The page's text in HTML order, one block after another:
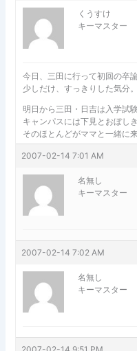
くうすけ
キーマスター
今日、三田に行って初回の卒
少しだけ、すっきりした気分
明日から三田・日吉は入学試験
キャンパスには下見とおぼし
そのほとんどがママと一緒に
2007-02-14 7:01 AM
名無し
キーマスター
2007-02-14 7:02 AM
名無し
キーマスター